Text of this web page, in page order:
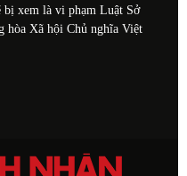
bị xem là vi phạm Luật Sở
hòa Xã hội Chủ nghĩa Việt